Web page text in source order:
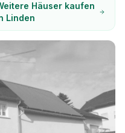
Häuser kaufen
Linden